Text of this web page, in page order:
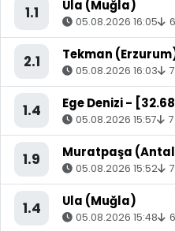
1.1 Ula (Muğla)
05.08.2026 16:05
2.1 Tekman
05.08.2026 16:03
1.4 Ege Denizi -
05.08.2026 15:57
1.9 Muratpaşa
05.08.2026 15:52
1.4 Ula (Muğla)
05.08.2026 15:48